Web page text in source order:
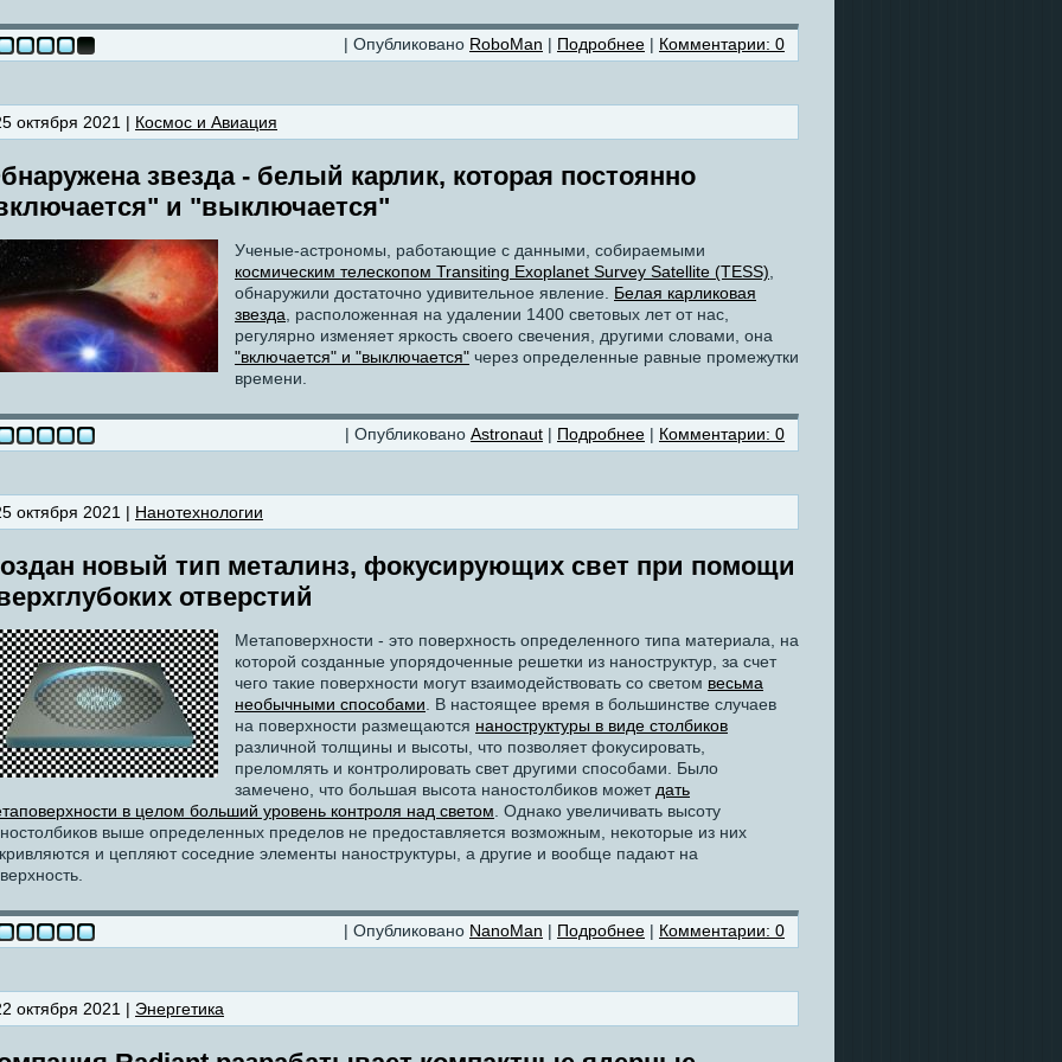
| Опубликовано RoboMan | Подробнее | Комментарии: 0
октября 2021 | Космос и Авиация
звезда - белый карлик, которая постоянно
и "выключается"
Ученые-астрономы, работающие с данными, собираемыми
космическим телескопом Transiting Exoplanet Survey Satellite (TESS)
обнаружили достаточно удивительное явление. Белая карликовая
звезда , расположенная на удалении 1400 световых лет от нас,
регулярно изменяет яркость своего свечения, другими словами, она
"включается" и "выключается" через определенные равные промежутки
времени.
| Опубликовано Astronaut | Подробнее | Комментарии: 0
октября 2021 | Нанотехнологии
новый тип металинз, фокусирующих свет при помощи
отверстий
Метаповерхности - это поверхность определенного типа материала, на
которой созданные упорядоченные решетки из наноструктур, за счет
чего такие поверхности могут взаимодействовать со светом весьма
необычными способами . В настоящее время в большинстве случаев
на поверхности размещаются наноструктуры в виде столбиков
различной толщины и высоты, что позволяет фокусировать,
преломлять и контролировать свет другими способами. Было
замечено, что большая высота наностолбиков может дать
в целом больший уровень контроля над светом . Однако увеличивать высоту
выше определенных пределов не предоставляется возможным, некоторые из них
и цепляют соседние элементы наноструктуры, а другие и вообще падают на
| Опубликовано NanoMan | Подробнее | Комментарии: 0
октября 2021 | Энергетика